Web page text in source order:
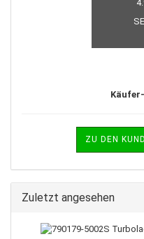
ZU DEN
Zuletzt angesehen